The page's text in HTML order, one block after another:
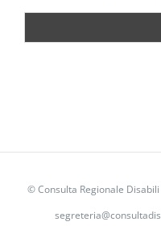
©Consulta Regionale Disabili